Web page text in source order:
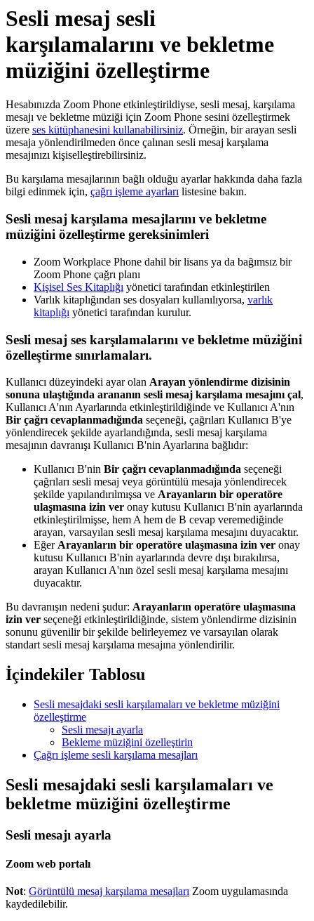
Sesli mesaj sesli
karşılamalarını ve bekletme
müziğini özelleştirme
Hesabınızda Zoom Phone etkinleştirildiyse, sesli mesaj, karşılama
mesajı ve bekletme müziği için Zoom Phone sesini özelleştirmek
üzere ses kütüphanesini kullanabilirsiniz. Örneğin, bir arayan sesli
mesaja yönlendirilmeden önce çalınan sesli mesaj karşılama
mesajınızı kişiselleştirebilirsiniz.
Bu karşılama mesajlarının bağlı olduğu ayarlar hakkında daha fazla
bilgi edinmek için, çağrı işleme ayarları listesine bakın.
Sesli mesaj karşılama mesajlarını ve bekletme
müziğini özelleştirme gereksinimleri
Zoom Workplace Phone dahil bir lisans ya da bağımsız bir
Zoom Phone çağrı planı
Kişisel Ses Kitaplığı yönetici tarafından etkinleştirilen
Varlık kitaplığından ses dosyaları kullanılıyorsa, varlık
kitaplığı yönetici tarafından kurulur.
Sesli mesaj ses karşılamalarını ve bekletme müziğini
özelleştirme sınırlamaları.
Kullanıcı düzeyindeki ayar olan Arayan yönlendirme dizisinin
sonuna ulaştığında arananın sesli mesaj karşılama mesajını çal,
Kullanıcı A'nın Ayarlarında etkinleştirildiğinde ve Kullanıcı A'nın
Bir çağrı cevaplanmadığında seçeneği, çağrıları Kullanıcı B'ye
yönlendirecek şekilde ayarlandığında, sesli mesaj karşılama
mesajının davranışı Kullanıcı B'nin Ayarlarına bağlıdır:
Kullanıcı B'nin Bir çağrı cevaplanmadığında seçeneği
çağrıları sesli mesaj veya görüntülü mesaja yönlendirecek
şekilde yapılandırılmışsa ve Arayanların bir operatöre
ulaşmasına izin ver onay kutusu Kullanıcı B'nin ayarlarında
etkinleştirilmişse, hem A hem de B cevap veremediğinde
arayan, varsayılan sesli mesaj karşılama mesajını duyacaktır.
Eğer Arayanların bir operatöre ulaşmasına izin ver onay
kutusu Kullanıcı B'nin ayarlarında devre dışı bırakılırsa,
arayan Kullanıcı A'nın özel sesli mesaj karşılama mesajını
duyacaktır.
Bu davranışın nedeni şudur: Arayanların operatöre ulaşmasına
izin ver seçeneği etkinleştirildiğinde, sistem yönlendirme dizisinin
sonunu güvenilir bir şekilde belirleyemez ve varsayılan olarak
standart sesli mesaj karşılama mesajına yönlendirilir.
İçindekiler Tablosu
Sesli mesajdaki sesli karşılamaları ve bekletme müziğini
özelleştirme
Sesli mesajı ayarla
Bekleme müziğini özelleştirin
Çağrı işleme sesli karşılama mesajları
Sesli mesajdaki sesli karşılamaları ve
bekletme müziğini özelleştirme
Sesli mesajı ayarla
Zoom web portalı
Not: Görüntülü mesaj karşılama mesajları Zoom uygulamasında
kaydedilebilir.